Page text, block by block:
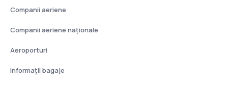
Companii aeriene
Companii aeriene naţionale
Aeroporturi
Informații bagaje